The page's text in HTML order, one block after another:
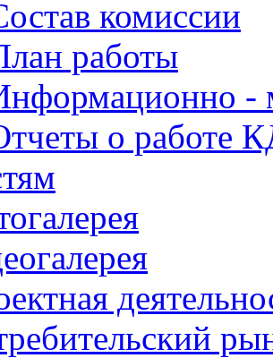
комиссии
работы
-
о работе